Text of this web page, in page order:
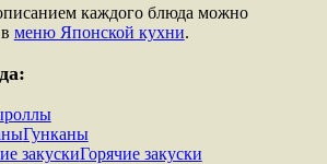
каждого блюда можно
меню Японской кухни.
роллы
Гунканы
Горячие закуски